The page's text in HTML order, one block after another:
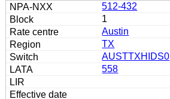
512-432
1
Austin
TX
AUSTTXHIDS0
558